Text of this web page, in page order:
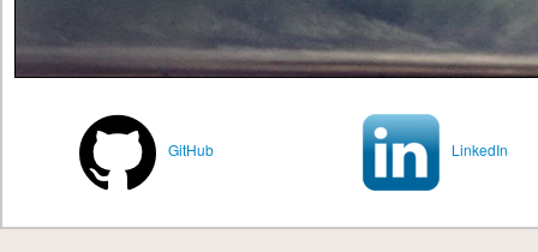
GitHub LinkedIn